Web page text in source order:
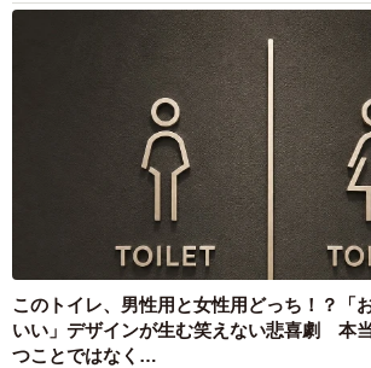
このトイレ、男性用と女性用どっち！？「
いい」デザインが生む笑えない悲喜劇 本
つことではなく…